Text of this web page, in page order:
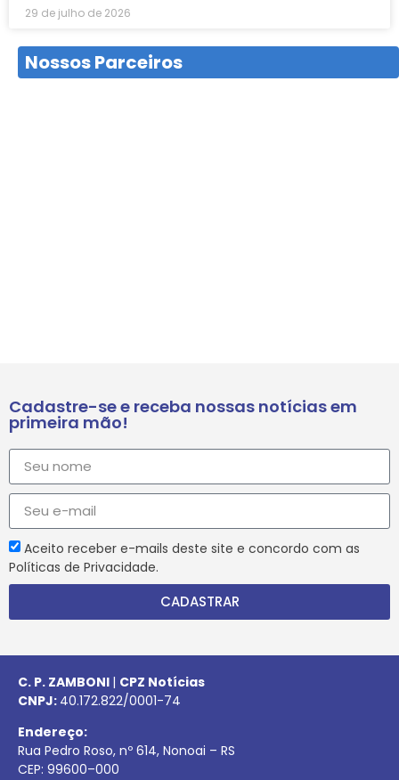
29 de julho de 2026
Nossos Parceiros
Cadastre-se e receba nossas notícias em
primeira mão!
Aceito receber e-mails deste site e concordo com as
Políticas de Privacidade.
CADASTRAR
C. P. ZAMBONI | CPZ Notícias
CNPJ: 40.172.822/0001-74
Endereço:
Rua Pedro Roso, nº 614, Nonoai – RS
CEP: 99600–000